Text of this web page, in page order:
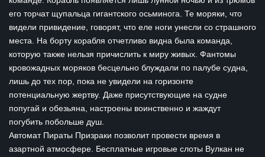
его торчат щупальца гигантского осьминога. Те моряки, что
видели привидение, говорят, что еле ноги унесли со страшного
места. На борту корабля отчетливо видна была команда,
которую также нельзя причислить к миру живых. Фантомы
кровожадных моряков бесцельно блуждали по палубе судна,
лишь до тех пор, пока не увидели на горизонте
потенциальную жертву. Даже присутствующие на судне
попугай и обезьяна, настроены воинственно и жаждут
погубить побольше душ.
Автомат Пираты Призраки позволит провести время в
азартной атмосфере. Бесплатные игровые слоты Вулкан не